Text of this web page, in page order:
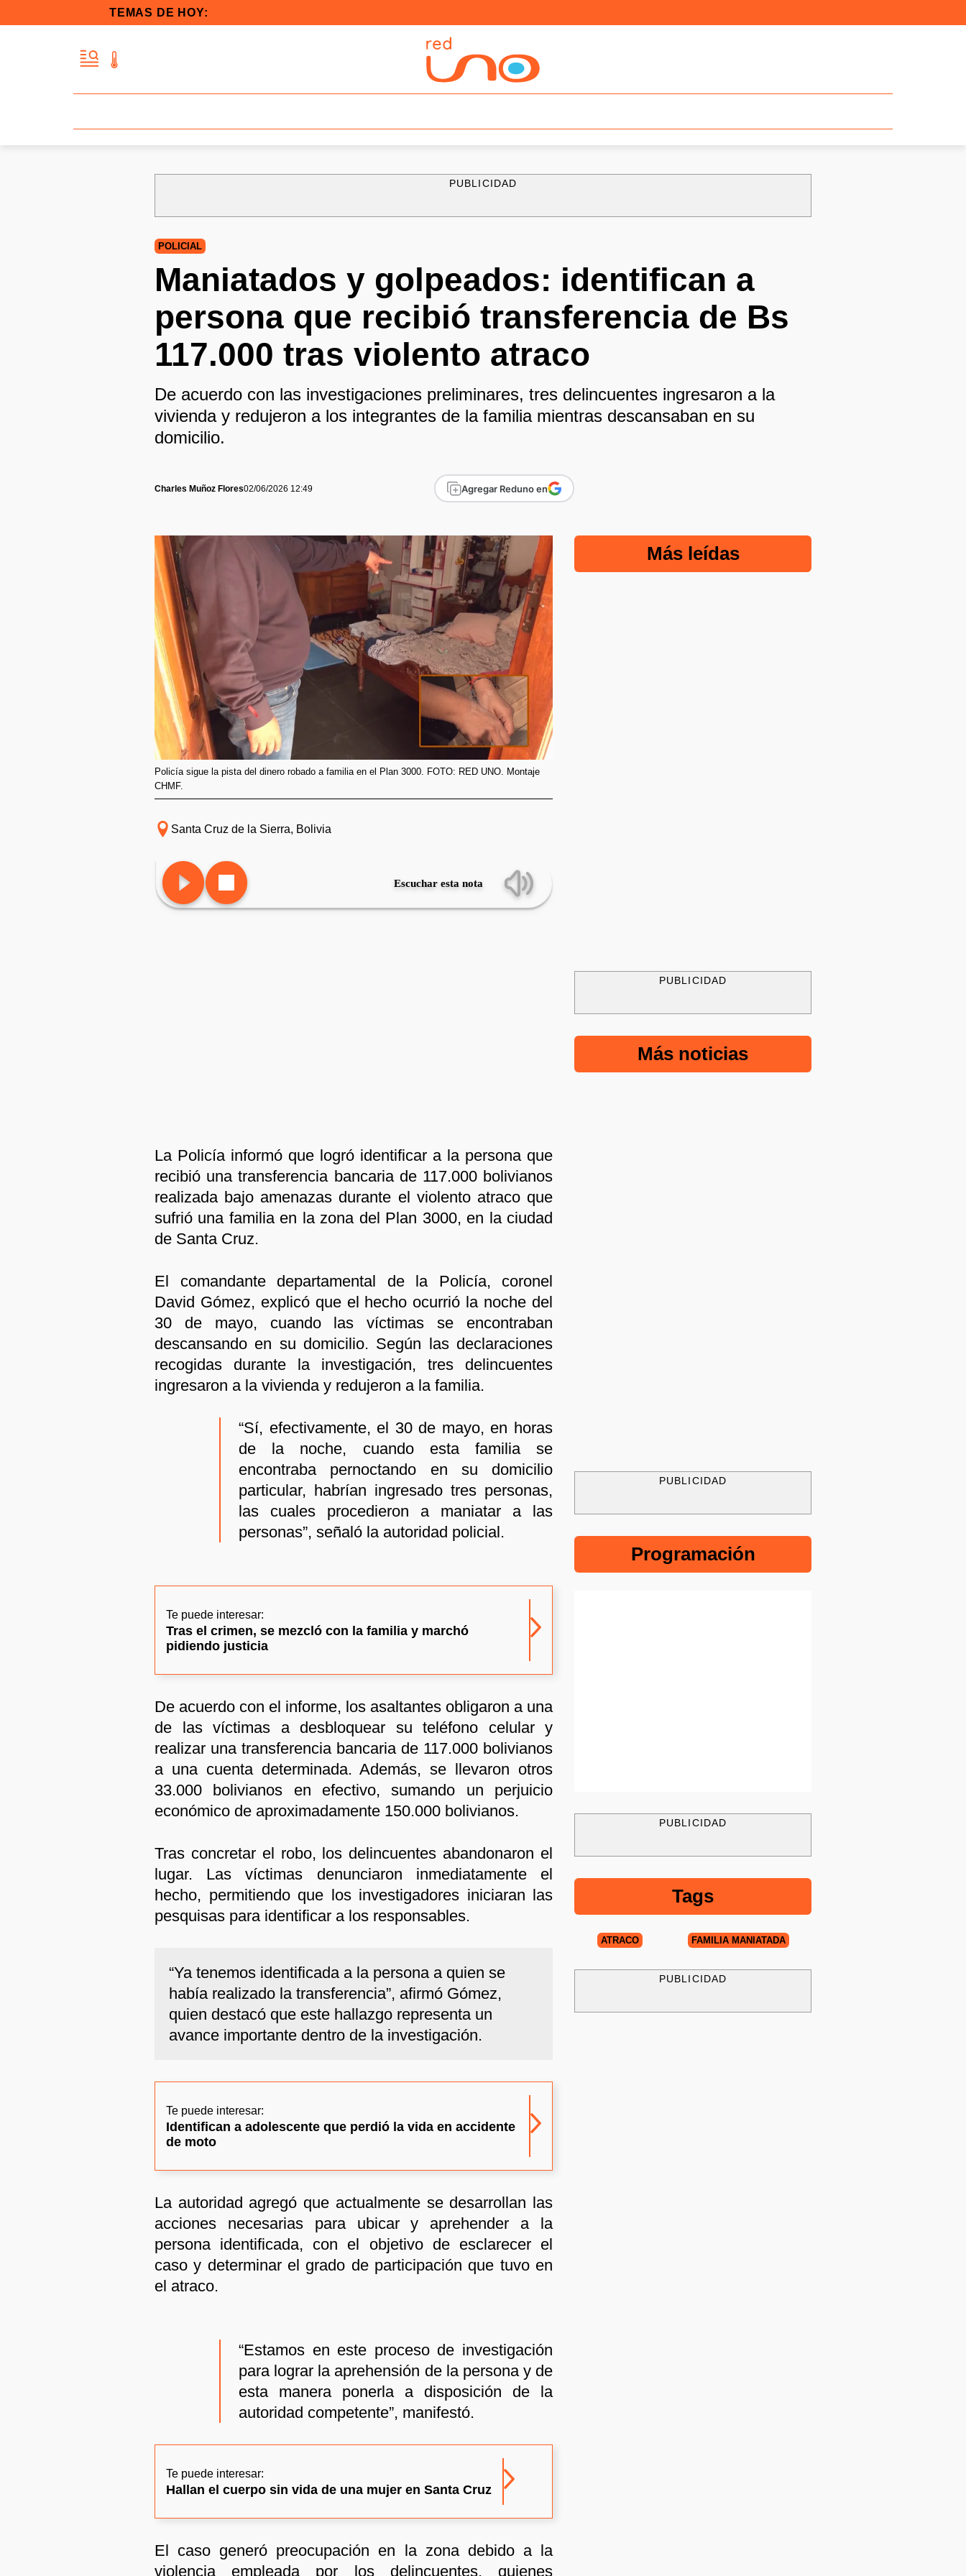
TEMAS DE HOY:
PUBLICIDAD
POLICIAL
Maniatados y golpeados: identifican a
persona que recibió transferencia de Bs
117.000 tras violento atraco
De acuerdo con las investigaciones preliminares, tres delincuentes ingresaron a la
vivienda y redujeron a los integrantes de la familia mientras descansaban en su
domicilio.
Charles Muñoz Flores02/06/2026 12:49 Agregar Reduno en
Policía sigue la pista del dinero robado a familia en el Plan 3000. FOTO: RED UNO. Montaje
CHMF.
Santa Cruz de la Sierra, Bolivia
Escuchar esta nota
La Policía informó que logró identificar a la persona que
recibió una transferencia bancaria de 117.000 bolivianos
realizada bajo amenazas durante el violento atraco que
sufrió una familia en la zona del Plan 3000, en la ciudad
de Santa Cruz.
El comandante departamental de la Policía, coronel
David Gómez, explicó que el hecho ocurrió la noche del
30 de mayo, cuando las víctimas se encontraban
descansando en su domicilio. Según las declaraciones
recogidas durante la investigación, tres delincuentes
ingresaron a la vivienda y redujeron a la familia.
“Sí, efectivamente, el 30 de mayo, en horas
de la noche, cuando esta familia se
encontraba pernoctando en su domicilio
particular, habrían ingresado tres personas,
las cuales procedieron a maniatar a las
personas”, señaló la autoridad policial.
Te puede interesar:
Tras el crimen, se mezcló con la familia y marchó
pidiendo justicia
De acuerdo con el informe, los asaltantes obligaron a una
de las víctimas a desbloquear su teléfono celular y
realizar una transferencia bancaria de 117.000 bolivianos
a una cuenta determinada. Además, se llevaron otros
33.000 bolivianos en efectivo, sumando un perjuicio
económico de aproximadamente 150.000 bolivianos.
Tras concretar el robo, los delincuentes abandonaron el
lugar. Las víctimas denunciaron inmediatamente el
hecho, permitiendo que los investigadores iniciaran las
pesquisas para identificar a los responsables.
“Ya tenemos identificada a la persona a quien se
había realizado la transferencia”, afirmó Gómez,
quien destacó que este hallazgo representa un
avance importante dentro de la investigación.
Te puede interesar:
Identifican a adolescente que perdió la vida en accidente
de moto
La autoridad agregó que actualmente se desarrollan las
acciones necesarias para ubicar y aprehender a la
persona identificada, con el objetivo de esclarecer el
caso y determinar el grado de participación que tuvo en
el atraco.
“Estamos en este proceso de investigación
para lograr la aprehensión de la persona y de
esta manera ponerla a disposición de la
autoridad competente”, manifestó.
Te puede interesar:
Hallan el cuerpo sin vida de una mujer en Santa Cruz
El caso generó preocupación en la zona debido a la
violencia empleada por los delincuentes, quienes
Más leídas
PUBLICIDAD
Más noticias
PUBLICIDAD
Programación
PUBLICIDAD
Tags
ATRACO FAMILIA MANIATADA
PUBLICIDAD